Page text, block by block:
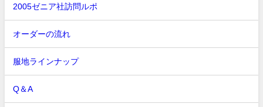
2005ゼニア社訪問ルポ
オーダーの流れ
服地ラインナップ
Q＆A